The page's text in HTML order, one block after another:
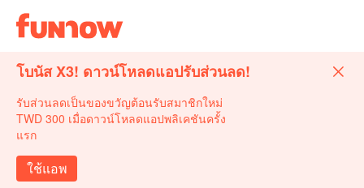
โบนัส X3! ดาวน์โหลดแอปรับส่วนลด!
รับส่วนลดเป็นของขวัญต้อนรับสมาชิกใหม่
TWD 300 เมื่อดาวน์โหลดแอปพลิเคชันครั้ง
แรก
ใช้แอพ